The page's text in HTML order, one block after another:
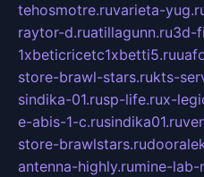
tehosmotre.ruvarieta-
raytor-d.ruatillagunn.ru3d-
1xbeticricetc1xbetti5.ru
store-brawl-stars.rukts-
sindika-01.rusp-life.rux-
e-abis-1-c.rusindika01.ru
store-brawlstars.ru
antenna-highly.rumine-lab-